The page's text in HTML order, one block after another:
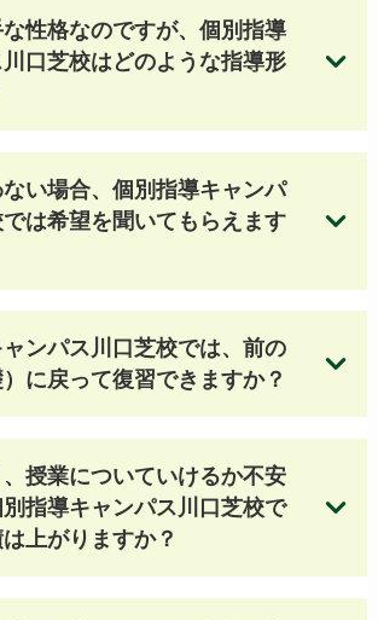
学校
文化学園大学杉並高等学校
第一高等学校
杉並学院高等学校
学校
学駒場高等学校
成立学園高等学校
【千葉 公立高校】
薬園台高等学校
船橋東高等学校
校
柏南高等学校
国府台高等学校
高等学校
船橋芝山高等学校
東高等学校
我孫子高等学校
山おおたかの森高等学校
性格なのですが、個別指導
口芝校はどのような指導形
い場合、個別指導キャンパ
は希望を聞いてもらえます
ンパス川口芝校では、前の
に戻って復習できますか？
授業についていけるか不安
指導キャンパス川口芝校で
上がりますか？